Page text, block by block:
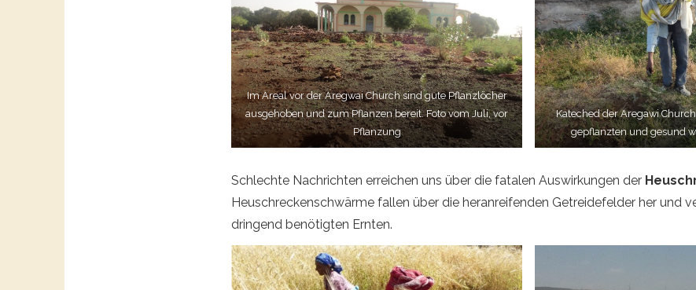
Im Areal vor der Aregwai Church sind gute Pflanzlöcher
ausgehoben und zum Pflanzen bereit. Foto vom Juli, vor
Pflanzung
Kateched der Aregawi
gepflanzten und gesund
Schlechte Nachrichten erreichen uns über die fatalen Auswirkungen der
Heuschreckenschwärme fallen über die heranreifenden Getreidefelder her und
dringend benötigten Ernten.